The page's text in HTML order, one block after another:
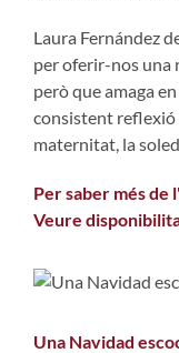
Laura Fernández
per oferir-nos una
però que amaga
consistent reflexió
maternitat, la
Per saber més de
Veure
Una Navidad